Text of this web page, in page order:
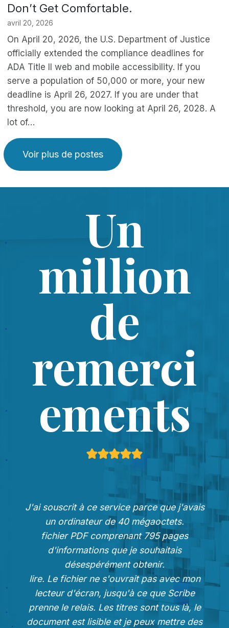
Don’t Get Comfortable.
avril 20, 2026
On April 20, 2026, the U.S. Department of Justice
officially extended the compliance deadlines for
ADA Title II web and mobile accessibility. If you
serve a population of 50,000 or more, your new
deadline is April 26, 2027. If you are under that
threshold, you are now looking at April 26, 2028. A
lot of…
Voir plus de postes
Un
million
de
remerci
ements
J'ai souscrit à ce service parce que j'avais
un ordinateur de 40 mégaoctets.
fichier PDF comprenant 795 pages
d'informations que je souhaitais
désespérément obtenir.
lire. Le fichier ne s'ouvrait pas avec mon
lecteur d'écran, jusqu'à ce que Scribe
prenne le relais. Les titres sont tous là, le
document est lisible et je peux mettre des